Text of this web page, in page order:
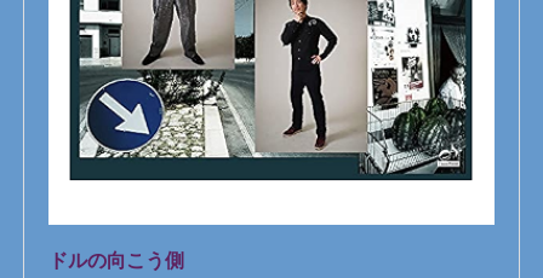
ドルの向こう側